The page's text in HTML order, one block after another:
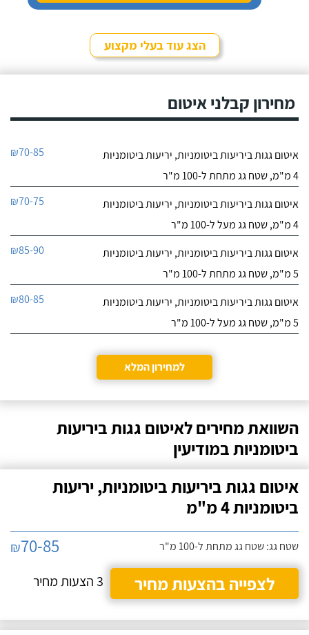
לפרטי העסק
9.6
במקצועי אני קבלן
האחרונות אני לוקח כקבלן
מחברת "אחים סמי".
שמדובר בבן אדם שאפשר
איטומי שרון
לפרטי העסק
9.6 חוות דעת
גג גדול מאוד שהצריך
חוות-דעת טובות והחלטתי
חייג עכשיו
הצג עוד בעלי מקצוע
מחירון קבלני איטום
איטום גגות ביריעות ביטומניות, יריעות ביטומניות
4 מ"מ, שטח גג מתחת ל-100 מ"ר
₪70-85
איטום גגות ביריעות ביטומניות, יריעות ביטומניות
4 מ"מ, שטח גג מעל ל-100 מ"ר
₪70-75
איטום גגות ביריעות ביטומניות, יריעות ביטומניות
5 מ"מ, שטח גג מתחת ל-100 מ"ר
₪85-90
איטום גגות ביריעות ביטומניות, יריעות ביטומניות
5 מ"מ, שטח גג מעל ל-100 מ"ר
₪80-85
למחירון המלא
השוואת מחירים לאיטום גגות ביריעות
ביטומניות במודיעין
איטום גגות ביריעות ביטומניות, יריעות
ביטומניות 4 מ"מ
שטח גג: שטח גג מתחת ל-100 מ"ר ₪70-85
לצפייה בהצעות מחיר
3 הצעות מחיר